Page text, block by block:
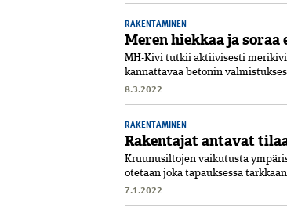
RAKENTAMINEN
Meren hiekkaa ja
MH-Kivi tutkii aktiivisesti
kannattavaa betonin
8.3.2022
RAKENTAMINEN
Rakentajat antavat
Kruunusiltojen vaikutusta
otetaan joka tapauksessa
7.1.2022